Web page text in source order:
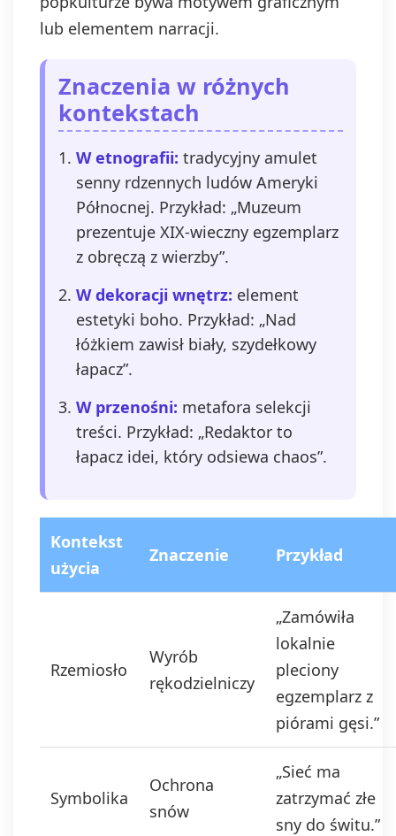
lub elementem narracji.
Znaczenia w różnych
kontekstach
W etnografii: tradycyjny amulet
senny rdzennych ludów Ameryki
Północnej. Przykład: „Muzeum
prezentuje XIX‑wieczny egzemplarz
z obręczą z wierzby”.
W dekoracji wnętrz: element
estetyki boho. Przykład: „Nad
łóżkiem zawisł biały, szydełkowy
łapacz”.
W przenośni: metafora selekcji
treści. Przykład: „Redaktor to
łapacz idei, który odsiewa chaos”.
Kontekst
użycia
Znaczenie Przykład
Rzemiosło
Wyrób
rękodzielniczy
„Zamówiła
lokalnie
pleciony
egzemplarz z
piórami gęsi.”
Symbolika
Ochrona
snów
„Sieć ma
zatrzymać złe
sny do świtu.”